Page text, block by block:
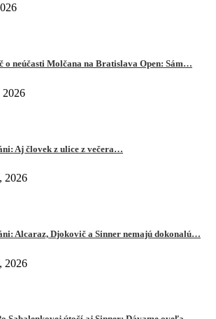
o neúčasti Molčana na Bratislava Open: Sám…
2026
Aj človek z ulice z večera…
2026
Alcaraz, Djokovič a Sinner nemajú dokonalú…
2026